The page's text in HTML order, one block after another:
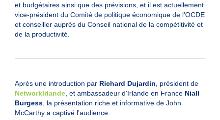
et budgétaires ainsi que des prévisions, et il est actuellement
vice-président du Comité de politique économique de l'OCDE
et conseiller auprès du Conseil national de la compétitivité et
de la productivité.
Après une introduction par Richard Dujardin, président de
NetworkIrlande, et ambassadeur d'Irlande en France Niall
Burgess, la présentation riche et informative de John
McCarthy a captivé l'audience.